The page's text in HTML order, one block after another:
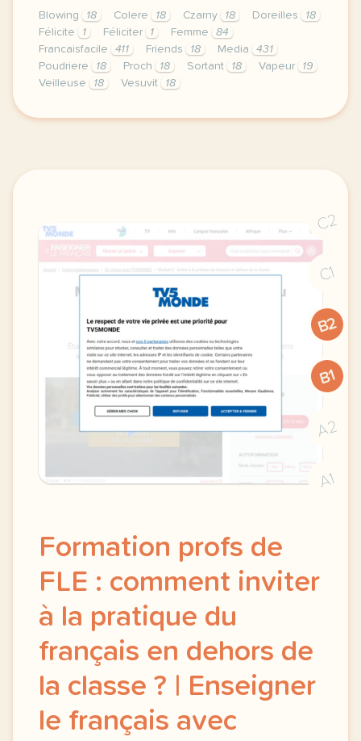
Blowing 18 Colere 18 Czarny 18 Doreilles
18
Félicite
1 Féliciter 1 Femme
84
Francaisfacile
411 Friends 18 Media
431
Poudriere
18 Proch 18 Sortant 18 Vapeur
19
Veilleuse
18 Vesuvit 18
exercice b2 feliciter se feliciter felicitations le
C2
C1
B2
B1
A2
A1
Formation profs de
FLE : comment inviter
à la pratique du
français en dehors de
la classe ? | Enseigner
le français avec